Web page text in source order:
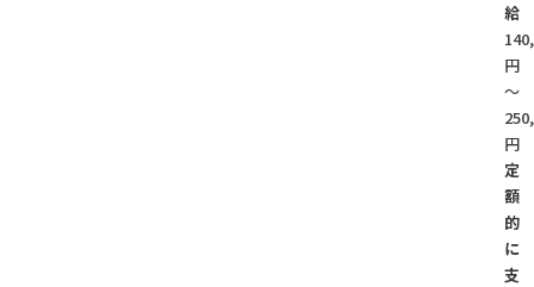
給
円
～
円
定
額
的
に
支